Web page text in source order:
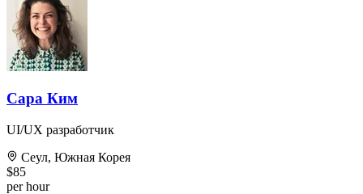
Сара Ким
UI/UX разработчик
Сеул, Южная Корея
$85
per hour